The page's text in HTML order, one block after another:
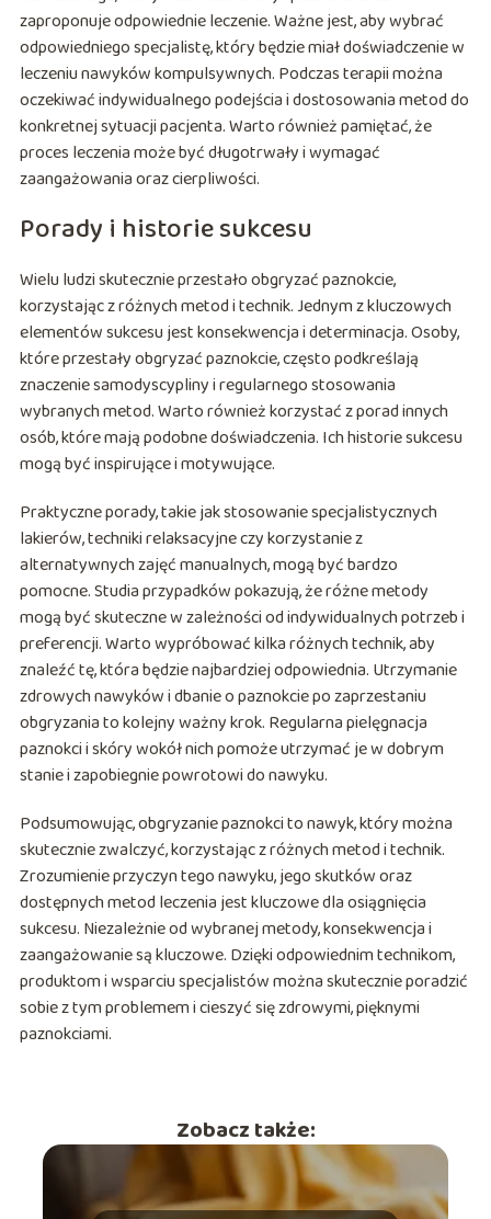
zaproponuje odpowiednie leczenie. Ważne jest, aby wybrać
odpowiedniego specjalistę, który będzie miał doświadczenie w
leczeniu nawyków kompulsywnych. Podczas terapii można
oczekiwać indywidualnego podejścia i dostosowania metod do
konkretnej sytuacji pacjenta. Warto również pamiętać, że
proces leczenia może być długotrwały i wymagać
zaangażowania oraz cierpliwości.
Porady i historie sukcesu
Wielu ludzi skutecznie przestało obgryzać paznokcie,
korzystając z różnych metod i technik. Jednym z kluczowych
elementów sukcesu jest konsekwencja i determinacja. Osoby,
które przestały obgryzać paznokcie, często podkreślają
znaczenie samodyscypliny i regularnego stosowania
wybranych metod. Warto również korzystać z porad innych
osób, które mają podobne doświadczenia. Ich historie sukcesu
mogą być inspirujące i motywujące.
Praktyczne porady, takie jak stosowanie specjalistycznych
lakierów, techniki relaksacyjne czy korzystanie z
alternatywnych zajęć manualnych, mogą być bardzo
pomocne. Studia przypadków pokazują, że różne metody
mogą być skuteczne w zależności od indywidualnych potrzeb i
preferencji. Warto wypróbować kilka różnych technik, aby
znaleźć tę, która będzie najbardziej odpowiednia. Utrzymanie
zdrowych nawyków i dbanie o paznokcie po zaprzestaniu
obgryzania to kolejny ważny krok. Regularna pielęgnacja
paznokci i skóry wokół nich pomoże utrzymać je w dobrym
stanie i zapobiegnie powrotowi do nawyku.
Podsumowując, obgryzanie paznokci to nawyk, który można
skutecznie zwalczyć, korzystając z różnych metod i technik.
Zrozumienie przyczyn tego nawyku, jego skutków oraz
dostępnych metod leczenia jest kluczowe dla osiągnięcia
sukcesu. Niezależnie od wybranej metody, konsekwencja i
zaangażowanie są kluczowe. Dzięki odpowiednim technikom,
produktom i wsparciu specjalistów można skutecznie poradzić
sobie z tym problemem i cieszyć się zdrowymi, pięknymi
paznokciami.
Zobacz także: